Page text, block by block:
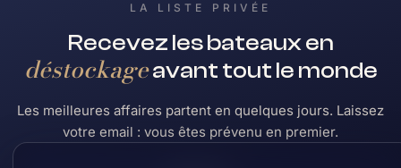
LA LISTE PRIVÉE
Recevez les bateaux en
déstockageavant tout le monde
Les meilleures affaires partent en quelques jours. Laissez
votre email : vous êtes prévenu en premier.